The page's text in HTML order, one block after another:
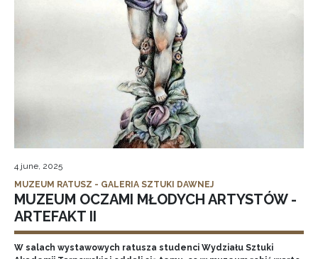
4 june, 2025
MUZEUM RATUSZ - GALERIA SZTUKI DAWNEJ
MUZEUM OCZAMI MŁODYCH ARTYSTÓW -
ARTEFAKT II
W salach wystawowych ratusza studenci Wydziału Sztuki